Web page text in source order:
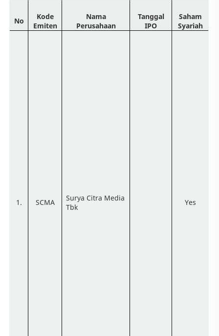
No
Kode
Emiten
Nama
Perusahaan
Tanggal
IPO
Saham
Syariah
1. SCMA
Surya Citra Media
Tbk
Yes